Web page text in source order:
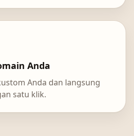
Anda
Anda dan langsung
satu klik.